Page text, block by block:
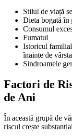
Stilul de viață
Dieta bogată în
Consumul
Fumatul
Istoricul
înainte de
Sindroamele
Factori de
de Ani
În această grupă de
riscul crește